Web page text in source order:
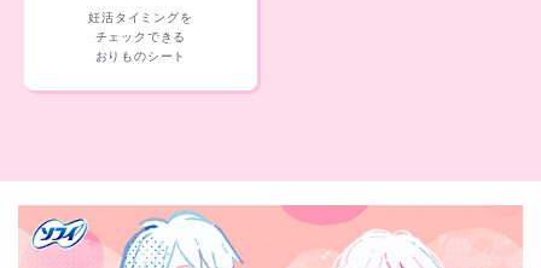
妊活タイミングを
チェックできる
おりものシート